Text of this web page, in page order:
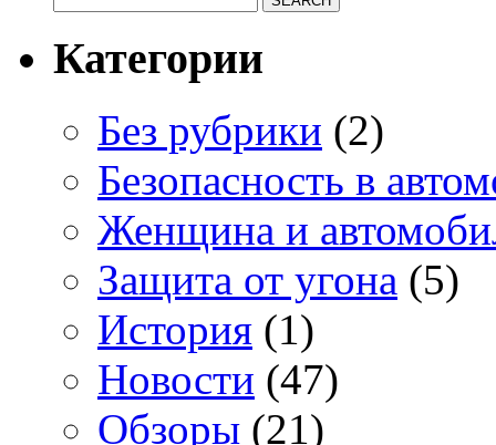
Категории
Без рубрики (2)
Безопасность в
Женщина и
Защита от угона (5)
История (1)
Новости (47)
Обзоры (21)